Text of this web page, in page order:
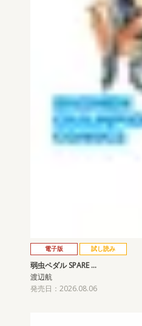
電子版 試し読み
弱虫ペダル SPARE …
渡辺航
発売日：2026.08.06